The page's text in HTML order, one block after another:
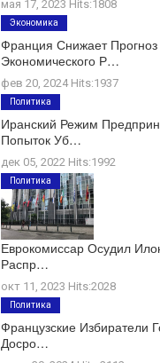
мая 17, 2023 Hits:1808
Франция Снижает Прогноз
Экономического Р…
фев 20, 2024 Hits:1937
Экономика
Иранский Режим
Попыток Уб…
дек 05, 2022 Hits:1992
Политика
Еврокомиссар Осудил
Распр…
окт 11, 2023 Hits:2028
Политика
Французские Избиратели
Досро…
Политика